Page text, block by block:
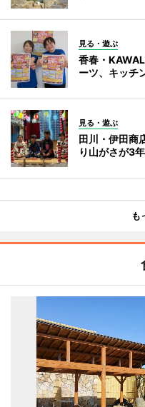
見る・遊ぶ
香春・
ーツ、キッチ
見る・遊ぶ
田川・伊田商
り山がさが3
も